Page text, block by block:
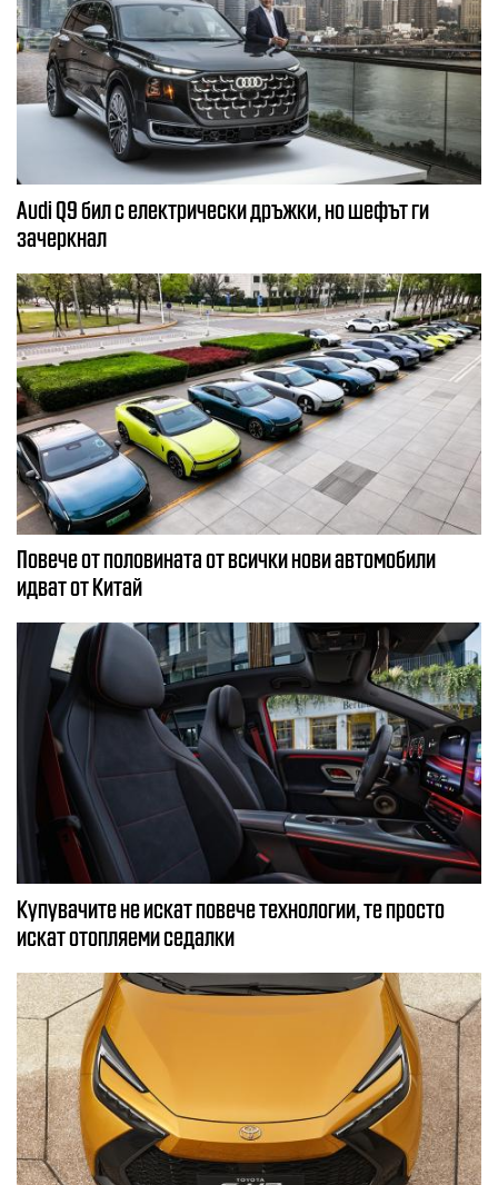
Audi Q9 бил с електрически дръжки, но шефът ги
зачеркнал
Повече от половината от всички нови автомобили
идват от Китай
Купувачите не искат повече технологии, те просто
искат отопляеми седалки